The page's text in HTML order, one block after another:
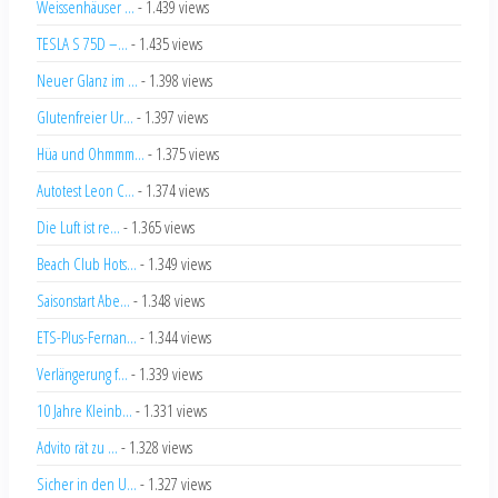
Weissenhäuser ... - 1.439 views
TESLA S 75D –... - 1.435 views
Neuer Glanz im ... - 1.398 views
Glutenfreier Ur... - 1.397 views
Hüa und Ohmmm... - 1.375 views
Autotest Leon C... - 1.374 views
Die Luft ist re... - 1.365 views
Beach Club Hots... - 1.349 views
Saisonstart Abe... - 1.348 views
ETS-Plus-Fernan... - 1.344 views
Verlängerung f... - 1.339 views
10 Jahre Kleinb... - 1.331 views
Advito rät zu ... - 1.328 views
Sicher in den U... - 1.327 views